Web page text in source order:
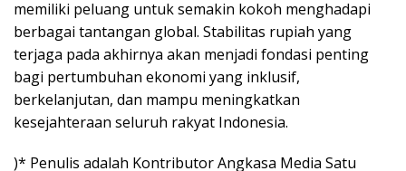
memiliki peluang untuk semakin kokoh menghadapi
berbagai tantangan global. Stabilitas rupiah yang
terjaga pada akhirnya akan menjadi fondasi penting
bagi pertumbuhan ekonomi yang inklusif,
berkelanjutan, dan mampu meningkatkan
kesejahteraan seluruh rakyat Indonesia.
)* Penulis adalah Kontributor Angkasa Media Satu